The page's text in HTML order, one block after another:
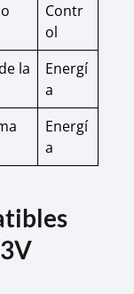
Contr
ol
la
Energí
a
Energí
a